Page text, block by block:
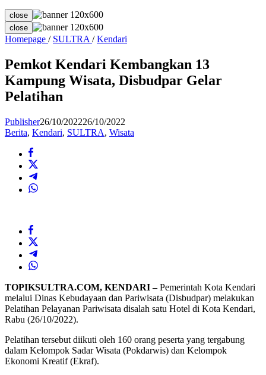
close
close
Homepage / SULTRA / Kendari
Kembangkan
13
Kampung
Pemkot Kendari Kembangkan 13
Kampung Wisata, Disbudpar Gelar
Pelatihan
Publisher26/10/202226/10/2022
Berita, Kendari, SULTRA, Wisata
TOPIKSULTRA.COM, KENDARI –Pemerintah Kota Kendari
melalui Dinas Kebudayaan dan Pariwisata (Disbudpar) melakukan
Pelatihan Pelayanan Pariwisata disalah satu Hotel di Kota Kendari,
Rabu (26/10/2022).
Pelatihan tersebut diikuti oleh 160 orang peserta yang tergabung
dalam Kelompok Sadar Wisata (Pokdarwis) dan Kelompok
Ekonomi Kreatif (Ekraf).